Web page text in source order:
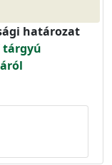
határozat
tárgyú